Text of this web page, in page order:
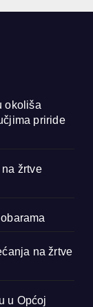
okoliša
priride
žrtve
na žrtve
u Općoj